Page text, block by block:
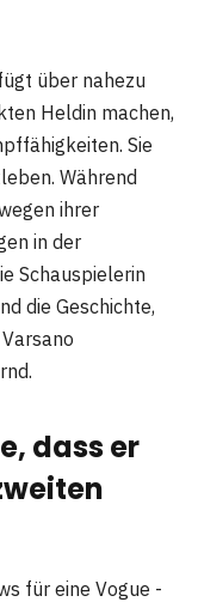
über nahezu
Heldin machen,
Sie
Während
ihrer
in der
Schauspielerin
die Geschichte,
dass er
für eine Vogue -